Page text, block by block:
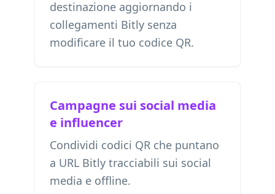
destinazione aggiornando i
collegamenti Bitly senza
modificare il tuo codice QR.
Campagne sui social media
e influencer
Condividi codici QR che puntano
a URL Bitly tracciabili sui social
media e offline.